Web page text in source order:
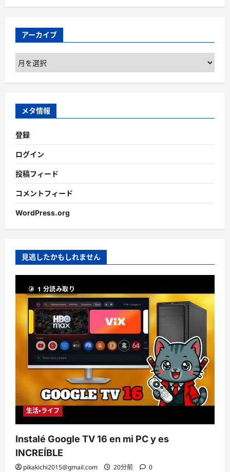
アーカイブ
ア
ー
カ
ブ
メタ情報
登録
ログイン
投稿フィード
コメントフィード
WordPress.org
見逃したかもしれません
1 分読み取り
生活・ライフ
Instalé Google TV 16 en mi PC y es
INCREÍBLE
pikakichi2015@gmail.com 20分前 0